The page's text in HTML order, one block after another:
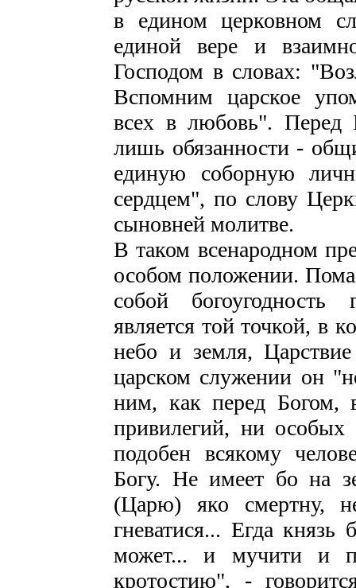
в едином церковном
единой вере и
Господом в словах:
Вспомним царское
всех в любовь". Перед
лишь обязанности -
единую соборную
сердцем", по слову
сыновней молитве.
В таком всенародном
особом положении.
собой богоугодность
является той точкой, в
небо и земля,
царском служении он
ним, как перед Богом,
привилегий, ни особых
подобен всякому
Богу. Не имеет бо на
(Царю) яко смертну,
гневатися... Егда князь
может... и мучити и
кротостию", -